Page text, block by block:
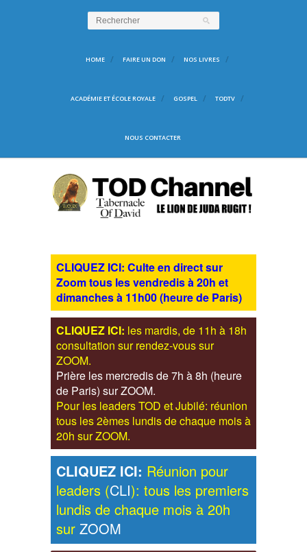
HOME FAIRE UN DON NOS LIVRES
ACADÉMIE ET ÉCOLE ROYALE GOSPEL TODTV
NOUS CONTACTER
CLIQUEZ ICI: Culte en direct sur
Zoom tous les vendredis à 20h et
dimanches à 11h00 (heure de Paris)
CLIQUEZ ICI: les mardis, de 11h à 18h
consultation sur rendez-vous sur
ZOOM.
Prière les mercredis de 7h à 8h (heure
de Paris) sur ZOOM.
Pour les leaders TOD et Jubilé: réunion
tous les 2èmes lundis de chaque mois à
20h sur ZOOM.
CLIQUEZ ICI: Réunion pour
leaders (CLI): tous les premiers
lundis de chaque mois à 20h
sur ZOOM